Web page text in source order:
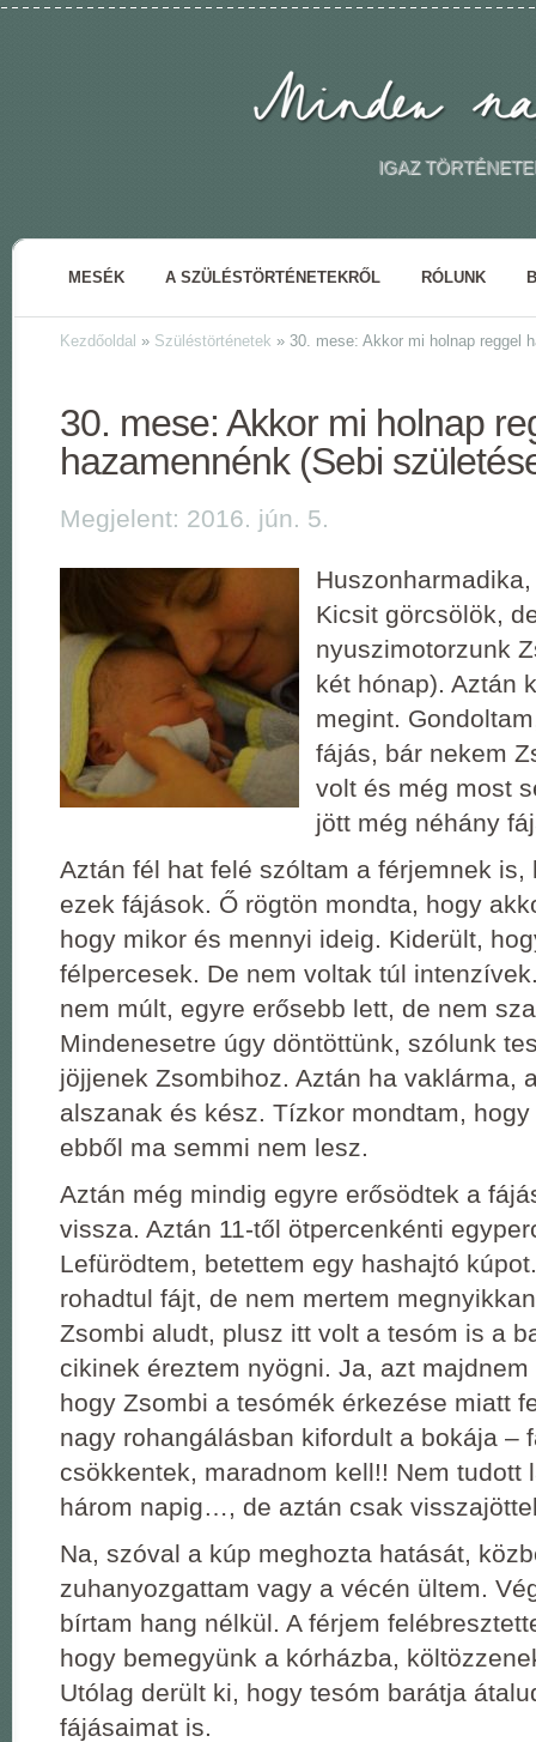
IGAZ
MESÉK A SZÜLÉSTÖRTÉNETEKRŐL RÓLUNK
Kezdőoldal » Szüléstörténetek » 30. mese: Akkor mi holnap reggel
30. mese: Akkor mi holnap
hazamennénk (Sebi
Megjelent: 2016. jún. 5.
Kicsit görcsölök,
nyuszimotorzunk
két hónap). Aztán
megint.
fájás, bár nekem
volt és még most
jött még néhány
Aztán fél hat felé szóltam a férjemnek is,
ezek fájások. Ő rögtön mondta, hogy
hogy mikor és mennyi ideig. Kiderült,
félpercesek. De nem voltak túl
nem múlt, egyre erősebb lett, de nem
Mindenesetre úgy döntöttünk, szólunk
jöjjenek Zsombihoz. Aztán ha vaklárma,
alszanak és kész. Tízkor mondtam,
ebből ma semmi nem lesz.
Aztán még mindig egyre erősödtek a
vissza. Aztán 11-től ötpercenkénti
Lefürödtem, betettem egy hashajtó
rohadtul fájt, de nem mertem
Zsombi aludt, plusz itt volt a tesóm is a
cikinek éreztem nyögni. Ja, azt
hogy Zsombi a tesómék érkezése miatt
nagy rohangálásban kifordult a bokája –
csökkentek, maradnom kell!! Nem tudott
három napig…, de aztán csak
Na, szóval a kúp meghozta hatását,
zuhanyozgattam vagy a vécén ültem.
bírtam hang nélkül. A férjem
hogy bemegyünk a kórházba,
Utólag derült ki, hogy tesóm barátja
fájásaimat is.